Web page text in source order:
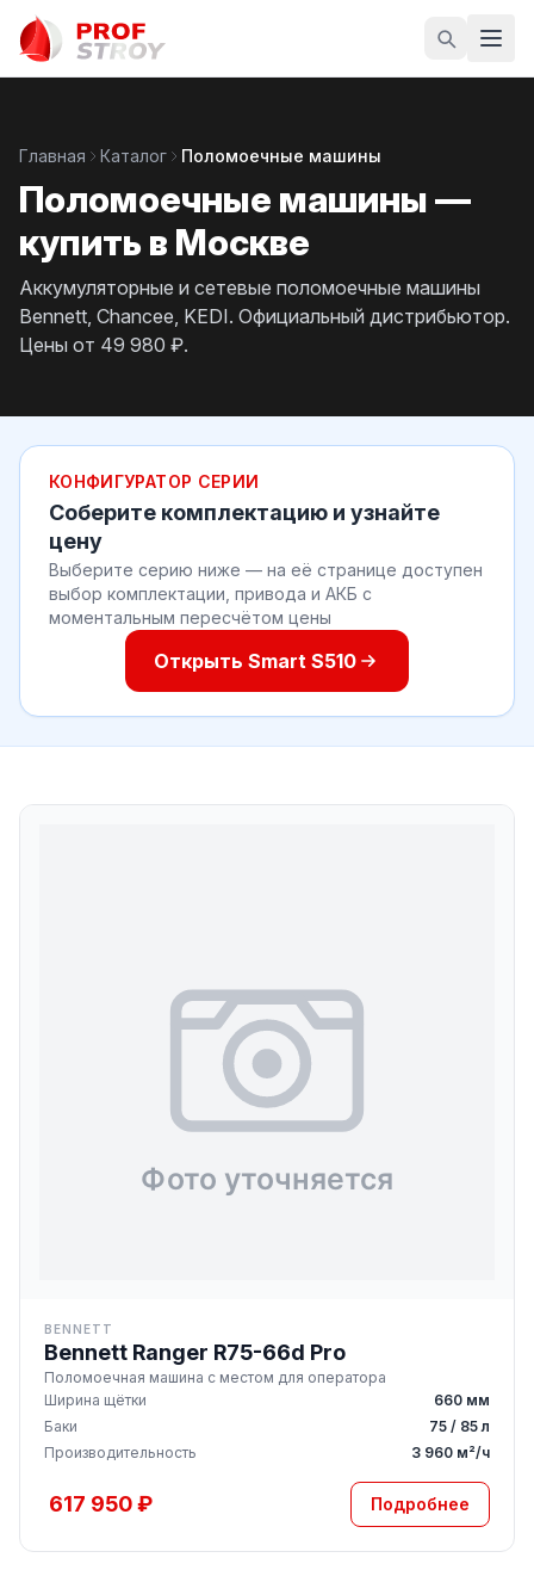
Главная Каталог Поломоечные машины
Поломоечные машины —
купить в Москве
Аккумуляторные и сетевые поломоечные машины
Bennett, Chancee, KEDI. Официальный дистрибьютор.
Цены от 49 980 ₽.
КОНФИГУРАТОР СЕРИИ
Соберите комплектацию и узнайте
цену
Выберите серию ниже — на её странице доступен
выбор комплектации, привода и АКБ с
моментальным пересчётом цены
Открыть Smart S510
BENNETT
Bennett Ranger R75-66d Pro
Поломоечная машина с местом для оператора
Ширина щётки
660 мм
Баки
75 / 85 л
Производительность
3 960 м²/ч
617 950 ₽ Подробнее